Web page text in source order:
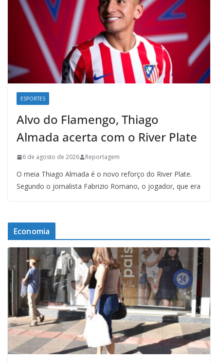
ESPORTES
Alvo do Flamengo, Thiago
Almada acerta com o River Plate
6 de agosto de 2026 Reportagem
O meia Thiago Almada é o novo reforço do River Plate.
Segundo o jornalista Fabrizio Romano, o jogador, que era
Economia